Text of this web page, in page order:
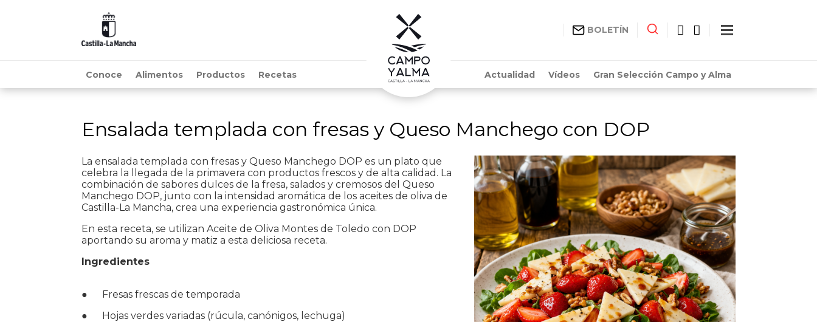
BOLETÍN
Conoce Alimentos Productos Recetas Actualidad Vídeos Gran Selección Campo y Alma
Ensalada templada con fresas y Queso Manchego con DOP
La ensalada templada con fresas y Queso Manchego DOP es un plato que
celebra la llegada de la primavera con productos frescos y de alta calidad. La
combinación de sabores dulces de la fresa, salados y cremosos del Queso
Manchego DOP, junto con la intensidad aromática de los aceites de oliva de
Castilla-La Mancha, crea una experiencia gastronómica única.
En esta receta, se utilizan Aceite de Oliva Montes de Toledo con DOP
aportando su aroma y matiz a esta deliciosa receta.
Ingredientes
● Fresas frescas de temporada
● Hojas verdes variadas (rúcula, canónigos, lechuga)